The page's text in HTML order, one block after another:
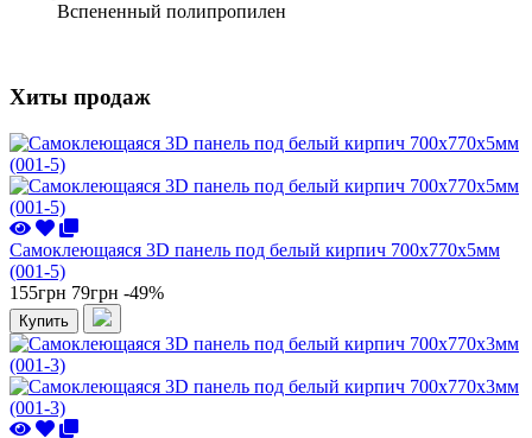
Вспененный полипропилен
Хиты продаж
Самоклеющаяся 3D панель под белый кирпич 700x770x5мм
(001-5)
155грн 79грн -49%
Купить